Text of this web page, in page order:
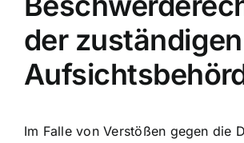
der zuständigen
Im Falle von Verstößen gegen die